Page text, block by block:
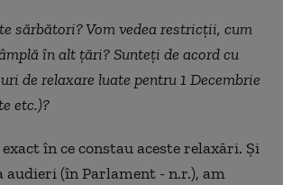
sărbători? Vom vedea restricții, cum
în alt țări? Sunteți de acord cu
de relaxare luate pentru 1 Decembrie
etc.)?
în ce constau aceste relaxări. Și
audieri (în Parlament - n.r.), am